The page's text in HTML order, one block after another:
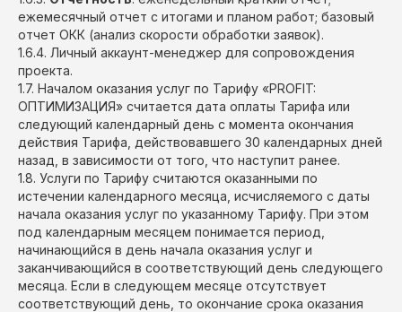
ежемесячный отчет с итогами и планом работ; базовый
отчет ОКК (анализ скорости обработки заявок).
1.6.4. Личный аккаунт-менеджер для сопровождения
проекта.
1.7. Началом оказания услуг по Тарифу «PROFIT:
ОПТИМИЗАЦИЯ» считается дата оплаты Тарифа или
следующий календарный день с момента окончания
действия Тарифа, действовавшего 30 календарных дней
назад, в зависимости от того, что наступит ранее.
1.8. Услуги по Тарифу считаются оказанными по
истечении календарного месяца, исчисляемого с даты
начала оказания услуг по указанному Тарифу. При этом
под календарным месяцем понимается период,
начинающийся в день начала оказания услуг и
заканчивающийся в соответствующий день следующего
месяца. Если в следующем месяце отсутствует
соответствующий день, то окончание срока оказания